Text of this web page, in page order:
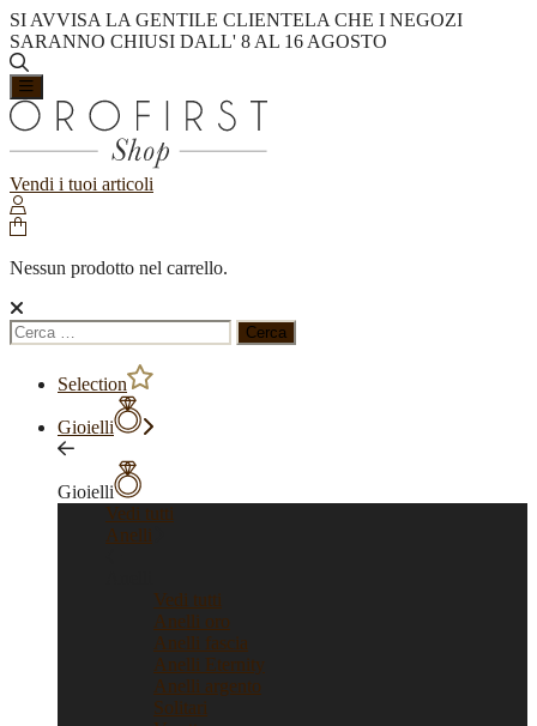
SI AVVISA LA GENTILE CLIENTELA CHE I NEGOZI
SARANNO CHIUSI DALL' 8 AL 16 AGOSTO
Vendi i tuoi articoli
Nessun prodotto nel carrello.
Ricerca
per:
Selection
Gioielli
Gioielli
Vedi tutti
Anelli
Vedi tutti
Anelli oro
Anelli fascia
Anelli Eternity
Anelli argento
Solitari